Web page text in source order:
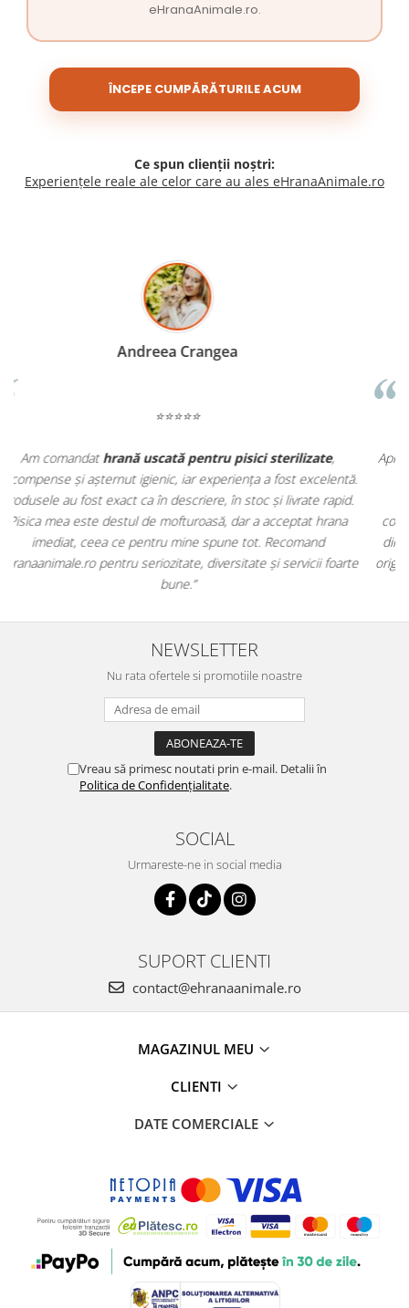
eHranaAnimale.ro.
ÎNCEPE CUMPĂRĂTURILE ACUM
Ce spun clienții noștri:
Experiențele reale ale celor care au ales eHranaAnimale.ro
Madalina Stancea
⭐⭐⭐⭐⭐
Apreciez foarte mult faptul că peehranaanimale.rogăsesc nu
doar hrană, ci și produse dinfarmacia veterinară:
antiparazitare, suplimente și soluții de îngrijire. Este foarte
comod să pot comanda tot ce am nevoie pentru animalul meu
dintr-un singur loc. Livrarea a fost rapidă, iar produsele au fost
originale și în termen. Magazin serios, bine organizat și foarte util
pentru orice stăpân de animale.
NEWSLETTER
Nu rata ofertele si promotiile noastre
Vreau să primesc noutati prin e-mail. Detalii în
Politica de Confidențialitate.
SOCIAL
Urmareste-ne in social media
SUPORT CLIENTI
contact@ehranaanimale.ro
MAGAZINUL MEU
CLIENTI
DATE COMERCIALE